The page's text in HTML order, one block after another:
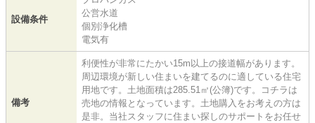
設備条件
公営水道
個別浄化槽
電気有
備考
利便性が非常にたかい15m以上の接道幅があります。
周辺環境が新しい住まいを建てるのに適している住宅
用地です。土地面積は285.51㎡(公簿)です。コチラは
売地の情報となっています。土地購入をお考えの方は
是非。当社スタッフに住まい探しのサポートをお任せ